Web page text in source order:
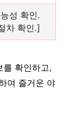
성 확인.
차 확인.]
를 확인하고,
여 즐거운 야